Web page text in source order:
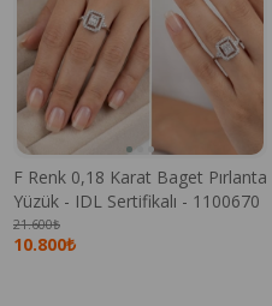
F Renk 0,18 Karat Baget Pırlanta
Yüzük - IDL Sertifikalı - 1100670
10.800₺
21.600₺